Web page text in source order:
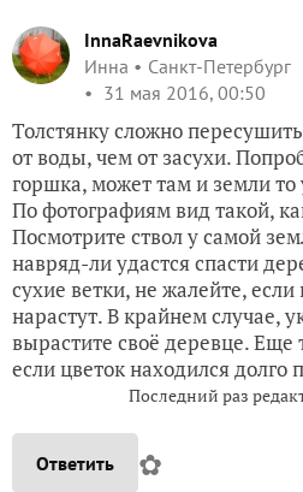
InnaRaevnikova
Инна
Санкт-Петербург
31 мая 2016, 00:50
Толстянку сложно
от воды, чем от засухи.
горшка, может там и земли
По фотографиям вид такой,
Посмотрите ствол у самой
навряд-ли удастся спасти
сухие ветки, не жалейте,
нарастут. В крайнем случае,
вырастите своё деревце.
если цветок находился долго
Последний раз
Ответить ✿